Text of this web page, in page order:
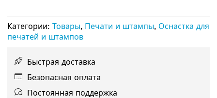
Категории: Товары, Печати и штампы, Оснастка для
печатей и штампов
Быстрая доставка
Безопасная оплата
Постоянная поддержка